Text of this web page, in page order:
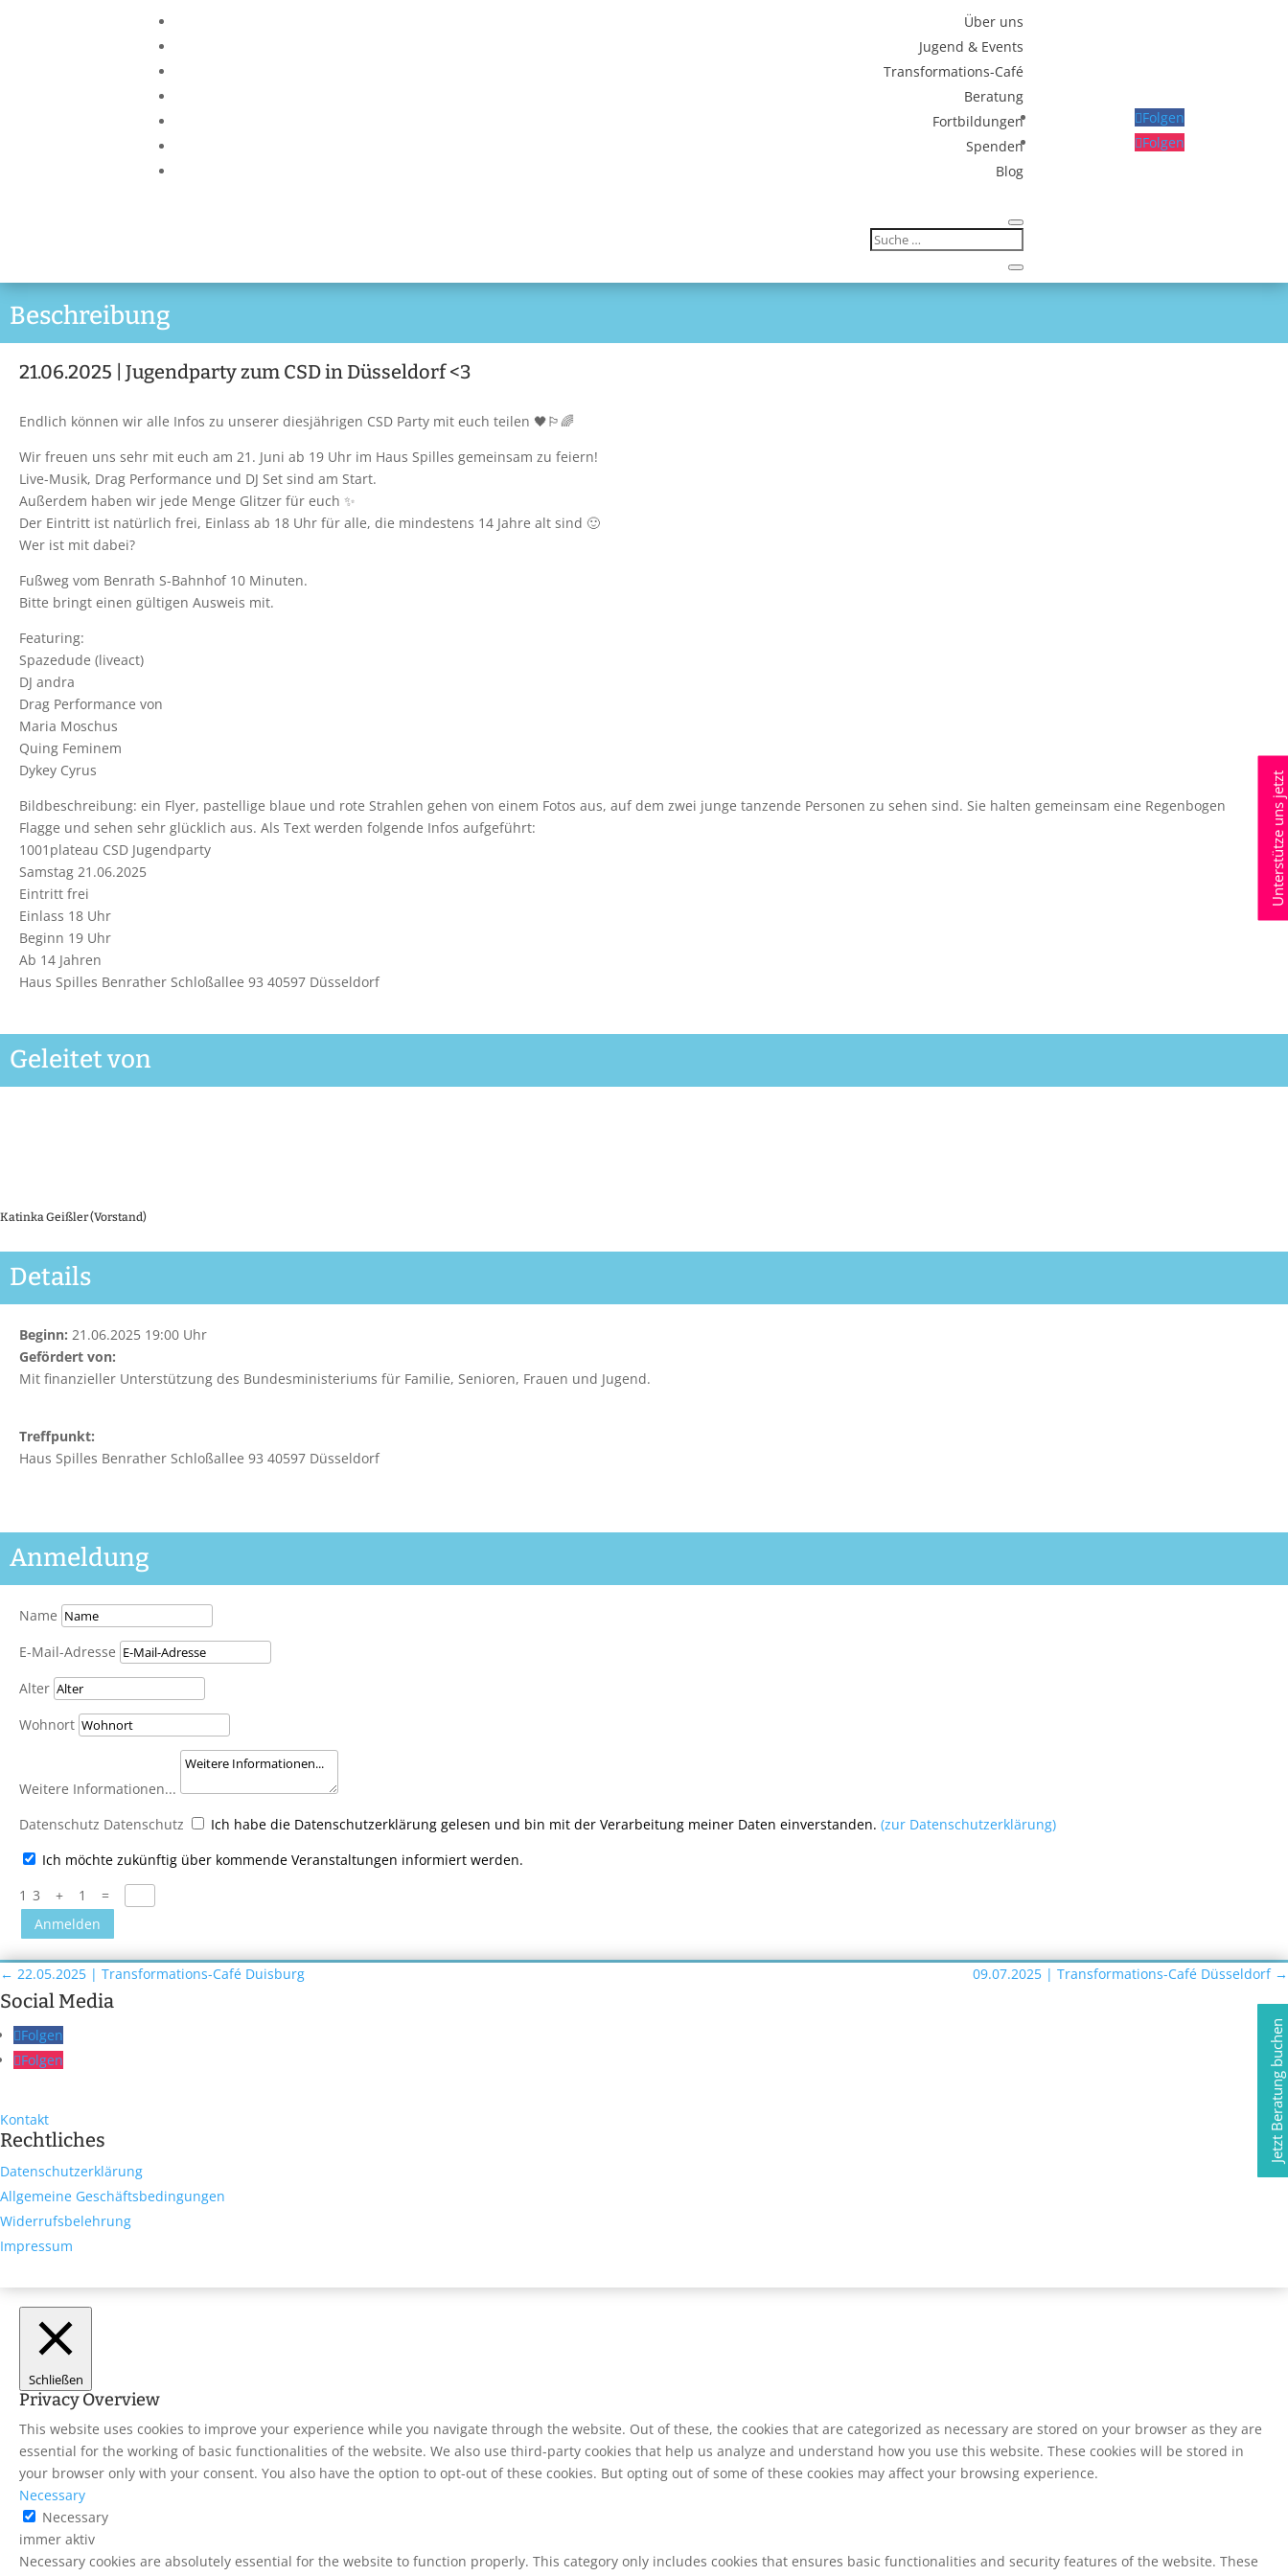
Über uns
Jugend & Events
Transformations-Café
Beratung
Fortbildungen
Spenden
Blog
Folgen
Folgen
Beschreibung
21.06.2025 | Jugendparty zum CSD in Düsseldorf <3
Endlich können wir alle Infos zu unserer diesjährigen CSD Party mit euch teilen 🖤🏳️‍🌈
Wir freuen uns sehr mit euch am 21. Juni ab 19 Uhr im Haus Spilles gemeinsam zu feiern!
Live-Musik, Drag Performance und DJ Set sind am Start.
Außerdem haben wir jede Menge Glitzer für euch ✨
Der Eintritt ist natürlich frei, Einlass ab 18 Uhr für alle, die mindestens 14 Jahre alt sind 🙂
Wer ist mit dabei?
Fußweg vom Benrath S-Bahnhof 10 Minuten.
Bitte bringt einen gültigen Ausweis mit.
Featuring:
Spazedude (liveact)
DJ andra
Drag Performance von
Maria Moschus
Quing Feminem
Dykey Cyrus
Bildbeschreibung: ein Flyer, pastellige blaue und rote Strahlen gehen von einem Fotos aus, auf dem zwei junge tanzende Personen zu sehen sind. Sie halten gemeinsam eine Regenbogen
Flagge und sehen sehr glücklich aus. Als Text werden folgende Infos aufgeführt:
1001plateau CSD Jugendparty
Samstag 21.06.2025
Eintritt frei
Einlass 18 Uhr
Beginn 19 Uhr
Ab 14 Jahren
Haus Spilles Benrather Schloßallee 93 40597 Düsseldorf
Geleitet von
Katinka Geißler (Vorstand)
Details
Beginn: 21.06.2025 19:00 Uhr
Gefördert von:
Mit finanzieller Unterstützung des Bundesministeriums für Familie, Senioren, Frauen und Jugend.
Treffpunkt:
Haus Spilles Benrather Schloßallee 93 40597 Düsseldorf
Anmeldung
Name
E-Mail-Adresse
Alter
Wohnort
Weitere Informationen...
Datenschutz Datenschutz Ich habe die Datenschutzerklärung gelesen und bin mit der Verarbeitung meiner Daten einverstanden. (zur Datenschutzerklärung)
Ich möchte zukünftig über kommende Veranstaltungen informiert werden.
13 + 1
=
Anmelden
← 22.05.2025 | Transformations-Café Duisburg 09.07.2025 | Transformations-Café Düsseldorf→
Social Media
Folgen
Folgen
Kontakt
Rechtliches
Datenschutzerklärung
Allgemeine Geschäftsbedingungen
Widerrufsbelehrung
Impressum
Unterstütze uns jetzt
Jetzt Beratung buchen
Schließen
Privacy Overview
This website uses cookies to improve your experience while you navigate through the website. Out of these, the cookies that are categorized as necessary are stored on your browser as they are
essential for the working of basic functionalities of the website. We also use third-party cookies that help us analyze and understand how you use this website. These cookies will be stored in
your browser only with your consent. You also have the option to opt-out of these cookies. But opting out of some of these cookies may affect your browsing experience.
Necessary
Necessary
immer aktiv
Necessary cookies are absolutely essential for the website to function properly. This category only includes cookies that ensures basic functionalities and security features of the website. These